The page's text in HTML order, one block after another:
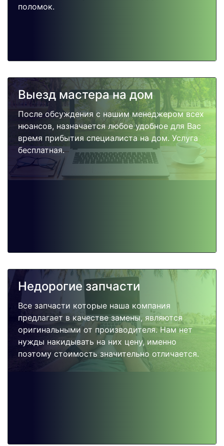
поломок.
Выезд мастера на дом
После обсуждения с нашим менеджером всех
нюансов, назначается любое удобное для Вас
время прибытия специалиста на дом. Услуга
бесплатная.
Недорогие запчасти
Все запчасти которые наша компания
предлагает в качестве замены, являются
оригинальными от производителя. Нам нет
нужды накидывать на них цену, именно
поэтому стоимость значительно отличается.